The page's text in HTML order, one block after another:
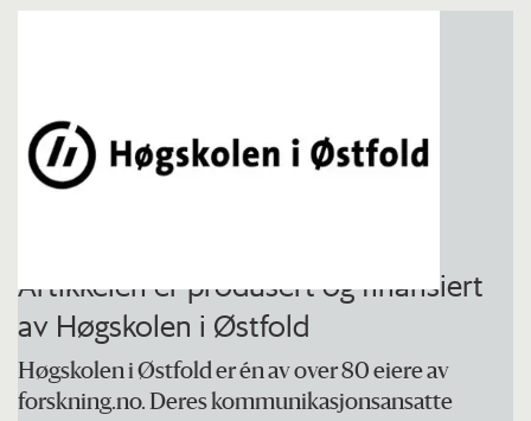
Artikkelen er produsert og finansiert
av Høgskolen i Østfold
Høgskolen i Østfold er én av over 80 eiere av
forskning.no. Deres kommunikasjonsansatte